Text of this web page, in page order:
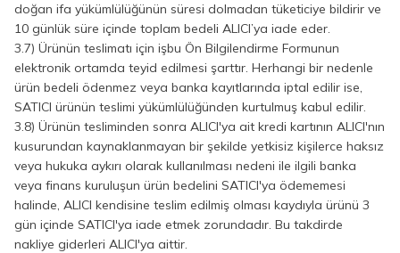
doğan ifa yükümlülüğünün süresi dolmadan tüketiciye bildirir ve
10 günlük süre içinde toplam bedeli ALICI’ya iade eder.
3.7) Ürünün teslimatı için işbu Ön Bilgilendirme Formunun
elektronik ortamda teyid edilmesi şarttır. Herhangi bir nedenle
ürün bedeli ödenmez veya banka kayıtlarında iptal edilir ise,
SATICI ürünün teslimi yükümlülüğünden kurtulmuş kabul edilir.
3.8) Ürünün tesliminden sonra ALICI'ya ait kredi kartının ALICI'nın
kusurundan kaynaklanmayan bir şekilde yetkisiz kişilerce haksız
veya hukuka aykırı olarak kullanılması nedeni ile ilgili banka
veya finans kuruluşun ürün bedelini SATICI'ya ödememesi
halinde, ALICI kendisine teslim edilmiş olması kaydıyla ürünü 3
gün içinde SATICI'ya iade etmek zorundadır. Bu takdirde
nakliye giderleri ALICI'ya aittir.